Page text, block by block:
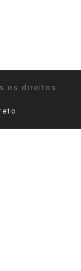
os direitos